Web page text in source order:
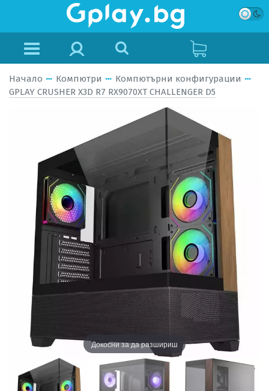
Начало Компютри
Компютърни конфигурации
GPLAY CRUSHER X3D R7 RX9070XT CHALLENGER D5
Докосни за да разшириш